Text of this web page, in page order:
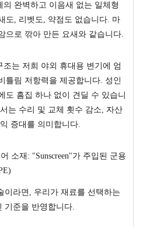
의 완벽하고 이음새 없는 일체형
도, 리벳도, 약점도 없습니다. 마
으로 깎아 만든 요새와 같습니다.
조는 저희 야외 휴대용 변기에 엄
틀림 저항력을 제공합니다. 성인
도 흠집 하나 없이 견딜 수 있습니
는 수리 및 교체 횟수 감소, 자산
증대를 의미합니다.
소재: "Sunscreen"가 주입된 군용
이라면, 우리가 재료를 선택하는
기준을 반영합니다.